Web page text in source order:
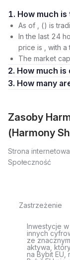
As of , () is
In the last 24
price is , with a
The market
2. How much
3.
Zasoby
(Harmony
Strona internetowa
Społeczność
Zastrzeżenie
Inwestycje
innych
ze
aktywa,
na Bybit EU,